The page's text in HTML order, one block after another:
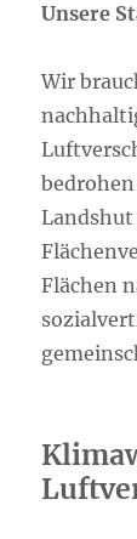
Unsere
Wir
Flächen